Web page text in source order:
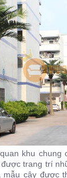
khu
trang trí
cây được